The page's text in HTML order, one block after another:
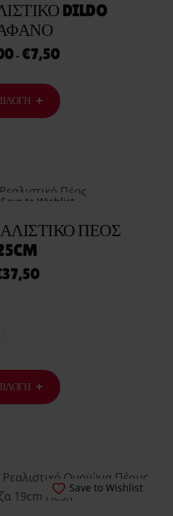
DILDO
– €7,50
Save to Wishlist
ΠΈΟΣ
37,50
Save to Wishlist